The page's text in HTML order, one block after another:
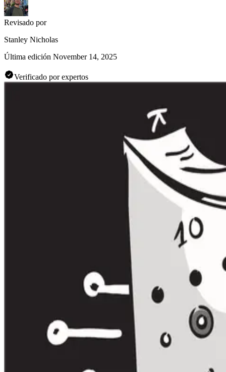
Revisado por
Stanley Nicholas
Última edición November 14, 2025
Verificado por expertos